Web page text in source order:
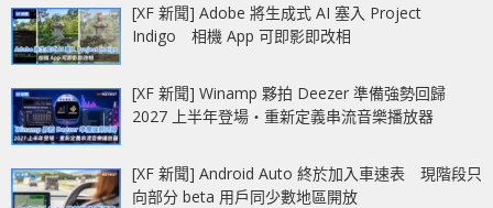
[XF 新聞] Adobe 將生成式 AI 塞入 Project
Indigo 相機 App 可即影即改相
[XF 新聞] Winamp 夥拍 Deezer 準備強勢回歸
2027 上半年登場‧重新定義串流音樂播放器
[XF 新聞] Android Auto 終於加入車速表 現階段只
向部分 beta 用戶同少數地區開放